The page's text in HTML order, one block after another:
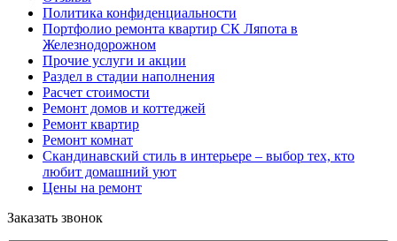
Политика конфиденциальности
Портфолио ремонта квартир СК Ляпота в
Железнодорожном
Прочие услуги и акции
Раздел в стадии наполнения
Расчет стоимости
Ремонт домов и коттеджей
Ремонт квартир
Ремонт комнат
Скандинавский стиль в интерьере – выбор тех, кто
любит домашний уют
Цены на ремонт
Заказать звонок